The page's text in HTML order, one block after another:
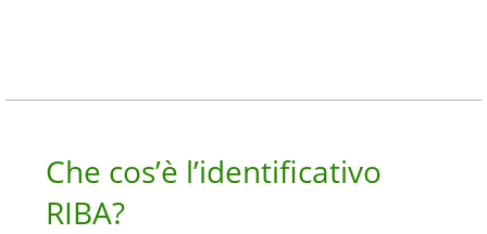
Che cos’è l’identificativo
RIBA?